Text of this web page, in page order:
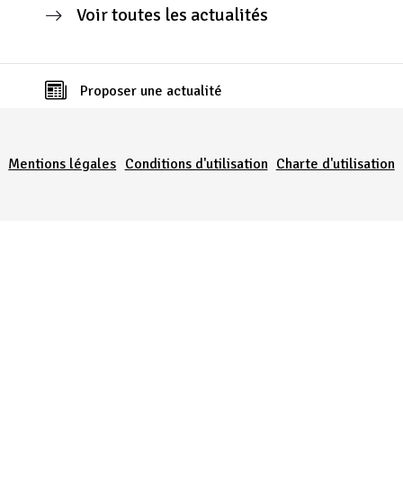
Voir toutes les actualités
Proposer une actualité
Mentions légales Conditions d'utilisation Charte d'utilisation